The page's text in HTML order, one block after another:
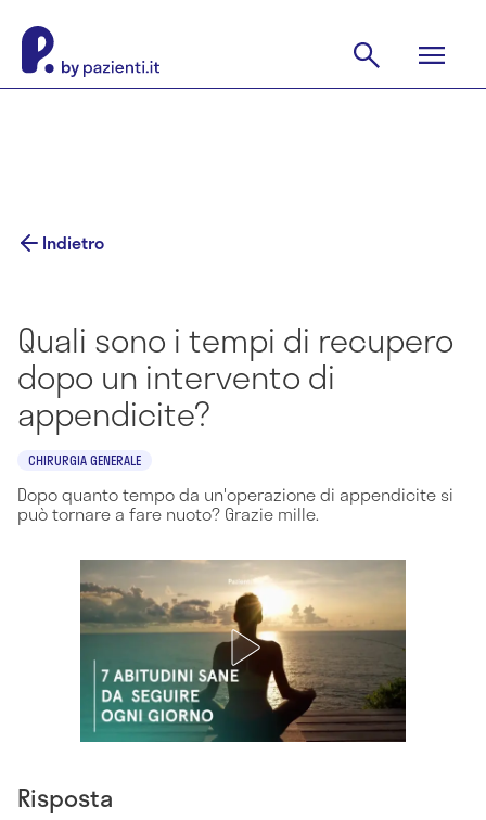
Indietro
Quali sono i tempi di recupero
dopo un intervento di
appendicite?
CHIRURGIA GENERALE
Dopo quanto tempo da un'operazione di appendicite si
può tornare a fare nuoto? Grazie mille.
Risposta